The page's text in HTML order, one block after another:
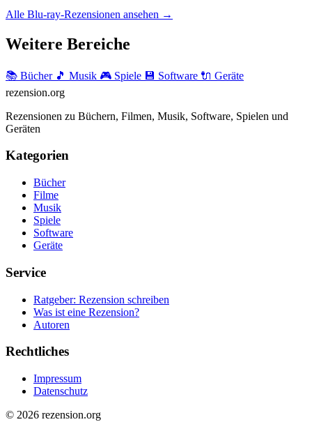
Alle Blu-ray-Rezensionen ansehen →
Weitere Bereiche
📚 Bücher 🎵 Musik 🎮 Spiele 💾 Software 🔌 Geräte
rezension.org
Rezensionen zu Büchern, Filmen, Musik, Software, Spielen und
Geräten
Kategorien
Bücher
Filme
Musik
Spiele
Software
Geräte
Service
Ratgeber: Rezension schreiben
Was ist eine Rezension?
Autoren
Rechtliches
Impressum
Datenschutz
© 2026 rezension.org